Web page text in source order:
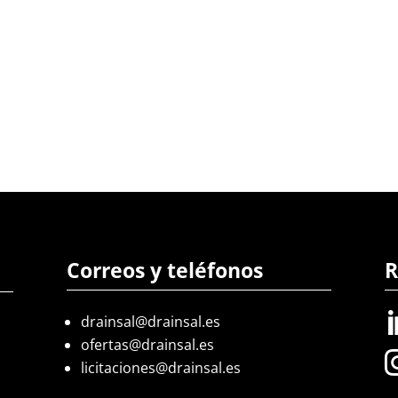
Correos y teléfonos
drainsal@drainsal.es
ofertas@drainsal.es
licitaciones@drainsal.es